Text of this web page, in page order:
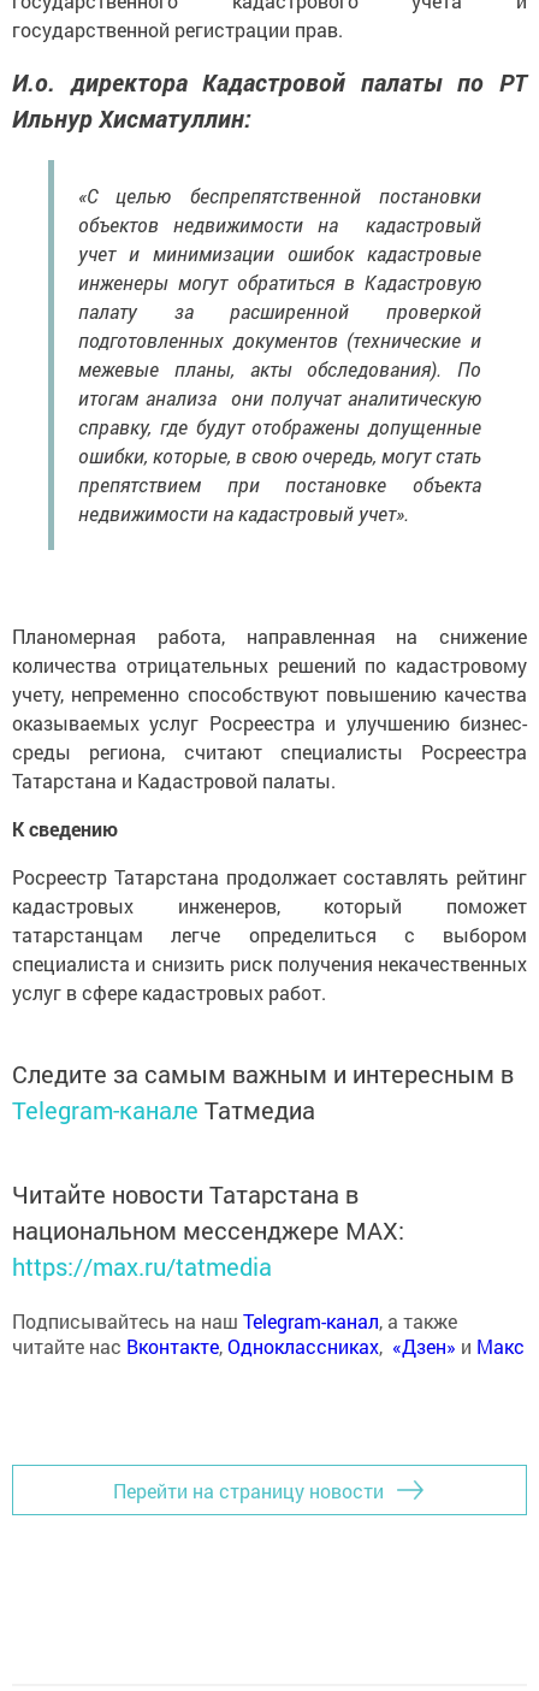
государственной регистрации прав.
И.о. директора Кадастровой палаты по РТ
Ильнур Хисматуллин:
«С целью беспрепятственной постановки
объектов недвижимости на кадастровый
учет и минимизации ошибок кадастровые
инженеры могут обратиться в Кадастровую
палату за расширенной проверкой
подготовленных документов (технические и
межевые планы, акты обследования). По
итогам анализа они получат аналитическую
справку, где будут отображены допущенные
ошибки, которые, в свою очередь, могут стать
препятствием при постановке объекта
недвижимости на кадастровый учет».
Планомерная работа, направленная на снижение
количества отрицательных решений по кадастровому
учету, непременно способствуют повышению качества
оказываемых услуг Росреестра и улучшению бизнес-
среды региона, считают специалисты Росреестра
Татарстана и Кадастровой палаты.
К сведению
Росреестр Татарстана продолжает составлять рейтинг
кадастровых инженеров, который поможет
татарстанцам легче определиться с выбором
специалиста и снизить риск получения некачественных
услуг в сфере кадастровых работ.
Следите за самым важным и интересным в
Telegram-канале Татмедиа
Читайте новости Татарстана в
национальном мессенджере MАХ:
https://max.ru/tatmedia
Подписывайтесь на наш Telegram-канал, а также
читайте нас Вконтакте,Одноклассниках, «Дзен» и Макс
Перейти на страницу новости